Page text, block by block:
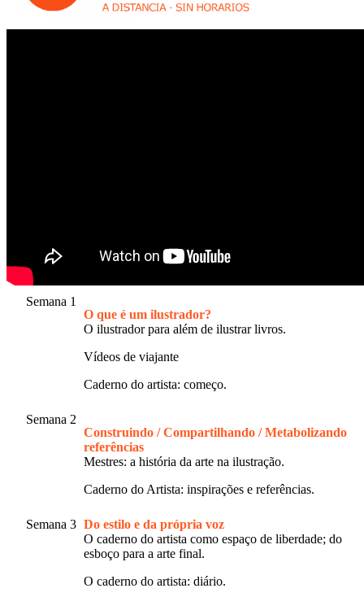
Semana 1
O que é um ilustrador?
O ilustrador para além de ilustrar livros.
Vídeos de viajante
Caderno do artista: começo.
Semana 2
Construindo / Compartilhando / Metabolizando
referências
Mestres: a história da arte na ilustração.
Caderno do Artista: inspirações e referências.
Semana 3 Do estilo e da própria voz
O caderno do artista como espaço de liberdade; do
esboço para a arte final.
O caderno do artista: diário.